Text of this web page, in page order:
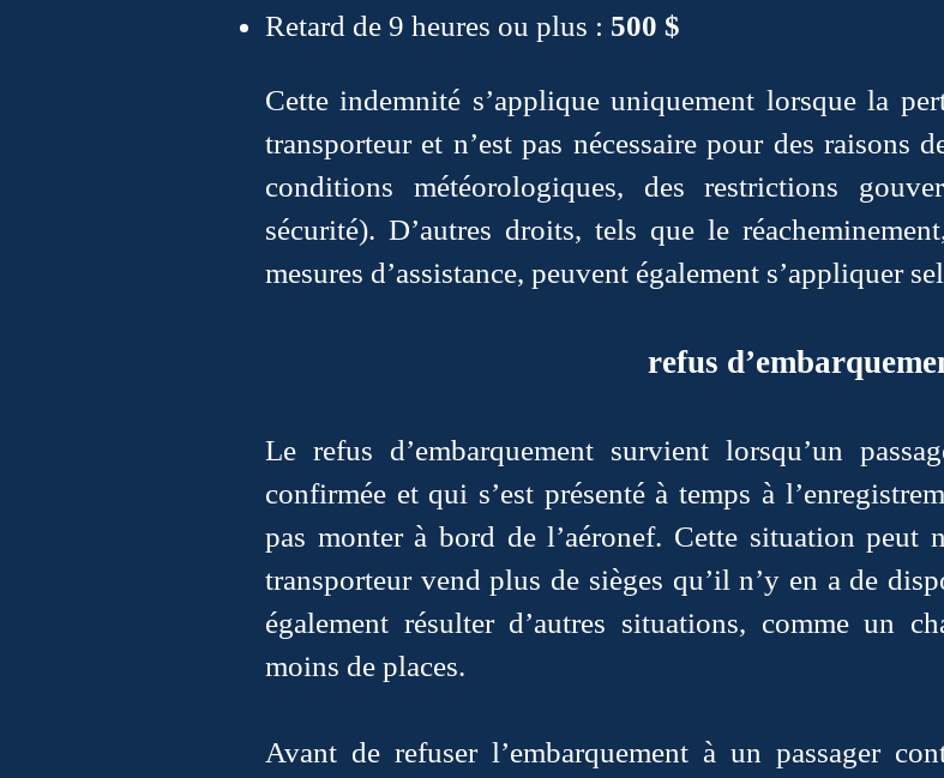
Retard de 9 heures ou plus : 500 $
Cette indemnité s’applique uniquement lorsque la
transporteur et n’est pas nécessaire pour des raisons
conditions météorologiques, des restrictions
sécurité). D’autres droits, tels que le
mesures d’assistance, peuvent également s’appliquer
refus
Le refus d’embarquement survient lorsqu’un
confirmée et qui s’est présenté à temps à
pas monter à bord de l’aéronef. Cette situation peut
transporteur vend plus de sièges qu’il n’y en a de
également résulter d’autres situations, comme un
moins de places.
Avant de refuser l’embarquement à un passager